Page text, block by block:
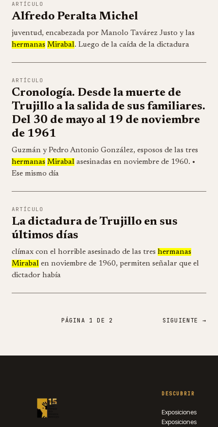
ARTÍCULO
Alfredo Peralta Michel
juventud, encabezada por Manolo Tavárez Justo y las
hermanas Mirabal. Luego de la caída de la dictadura
ARTÍCULO
Cronología. Desde la muerte de
Trujillo a la salida de sus familiares.
Del 30 de mayo al 19 de noviembre
de 1961
Guzmán y Pedro Antonio González, esposos de las tres
hermanas Mirabal asesinadas en noviembre de 1960. •
Ese mismo día
ARTÍCULO
La dictadura de Trujillo en sus
últimos días
clímax con el horrible asesinado de las tres hermanas
Mirabal en noviembre de 1960, permiten señalar que el
dictador había
PÁGINA 1 DE 2 SIGUIENTE →
DESCUBRIR
Exposiciones
Exposiciones